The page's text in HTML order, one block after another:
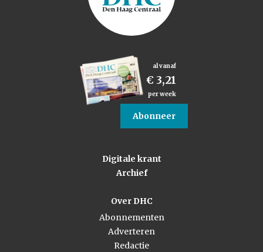
al vanaf
€ 3,21
per week
Abonneer
Digitale krant
Archief
Over DHC
Abonnementen
Adverteren
Redactie